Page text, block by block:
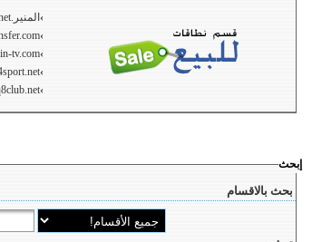
› المنير.net →
›
→
›
tv.com →
›
→
›
→
إبحث
بحث بالاقسام